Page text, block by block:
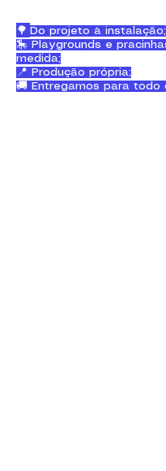
🌳 Do projeto à instalação;
🎠 Playgrounds e
medida;
📍 Produção própria;
🚚 Entregamos para todo